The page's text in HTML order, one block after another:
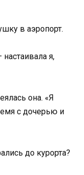
в аэропорт.
я,
она. «Я
с дочерью и
до курорта?